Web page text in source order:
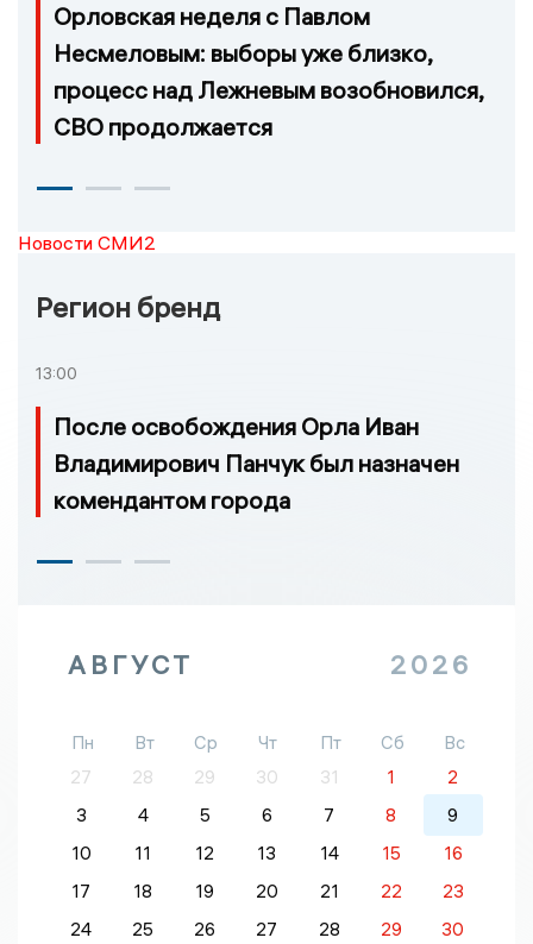
Орловская неделя с Павлом
Несмеловым: выборы уже близко,
процесс над Лежневым возобновился,
СВО продолжается
Новости СМИ2
Регион бренд
13:00
После освобождения Орла Иван
Владимирович Панчук был назначен
комендантом города
АВГУСТ 2026
Пн Вт Ср Чт Пт Сб
Вс
27
28 29 30 31 1
2
3
4 5 6 7 8
9
10
11 12 13 14 15
16
17
18 19 20 21 22
23
24
25 26 27 28 29
30